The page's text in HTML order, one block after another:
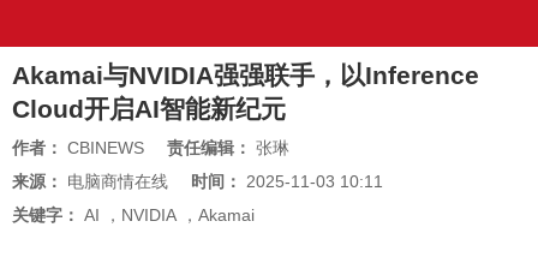
Akamai与NVIDIA强强联手，以Inference
Cloud开启AI智能新纪元
作者： CBINEWS 责任编辑： 张琳
来源： 电脑商情在线 时间： 2025-11-03 10:11
关键字： AI ， NVIDIA ， Akamai